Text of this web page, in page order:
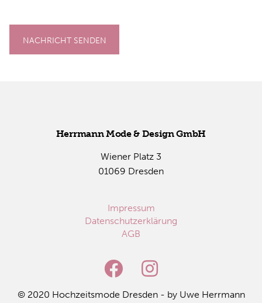
NACHRICHT SENDEN
Herr­mann Mode & De­sign GmbH
Wie­ner Platz 3
01069 Dres­den
Impressum
Datenschutzerklärung
AGB
© 2020 Hoch­zeits­mo­de Dres­den - by Uwe Herr­mann